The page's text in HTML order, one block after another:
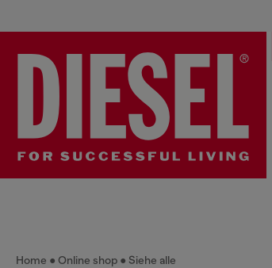
Home Online shop Siehe alle